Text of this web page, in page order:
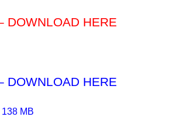
DOWNLOAD HERE
DOWNLOAD HERE
MB